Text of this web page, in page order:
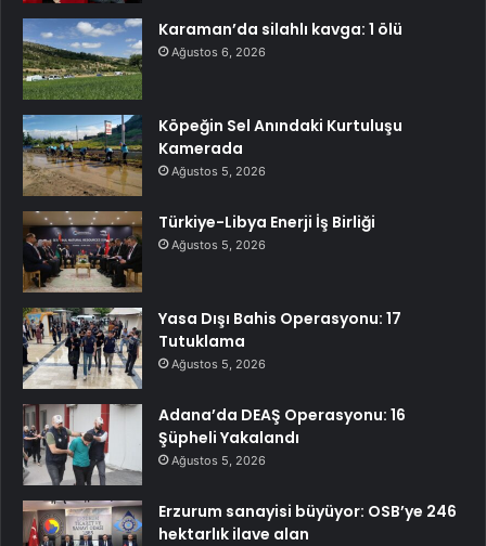
Karaman’da silahlı kavga: 1 ölü
Ağustos 6, 2026
Köpeğin Sel Anındaki Kurtuluşu
Kamerada
Ağustos 5, 2026
Türkiye-Libya Enerji İş Birliği
Ağustos 5, 2026
Yasa Dışı Bahis Operasyonu: 17
Tutuklama
Ağustos 5, 2026
Adana’da DEAŞ Operasyonu: 16
Şüpheli Yakalandı
Ağustos 5, 2026
Erzurum sanayisi büyüyor: OSB’ye 246
hektarlık ilave alan